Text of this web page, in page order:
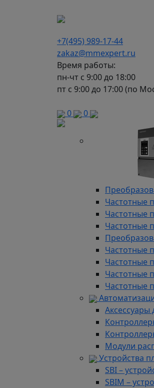
+7(495) 989-17-44
zakaz@mmexpert.ru
Время работы:
пн-чт с 9:00 до 18:00
пт с 9:00 до 17:00 (по
0 0
Каталог
Частотные
Частотные
Частотные
Частотные
Частотные
Частотные
Частотные
Модули
Устройства
SBI –
SBIM –